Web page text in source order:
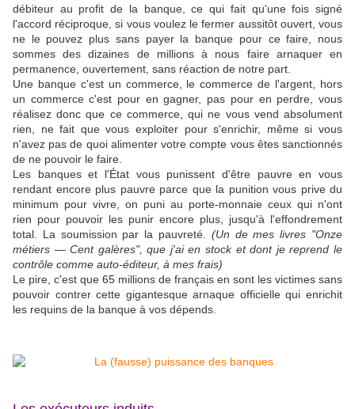
débiteur au profit de la banque, ce qui fait qu'une fois signé
l'accord réciproque, si vous voulez le fermer aussitôt ouvert, vous
ne le pouvez plus sans payer la banque pour ce faire, nous
sommes des dizaines de millions à nous faire arnaquer en
permanence, ouvertement, sans réaction de notre part.
Une banque c'est un commerce, le commerce de l'argent, hors
un commerce c'est pour en gagner, pas pour en perdre, vous
réalisez donc que ce commerce, qui ne vous vend absolument
rien, ne fait que vous exploiter pour s'enrichir, même si vous
n'avez pas de quoi alimenter votre compte vous êtes sanctionnés
de ne pouvoir le faire.
Les banques et l'État vous punissent d'être pauvre en vous
rendant encore plus pauvre parce que la punition vous prive du
minimum pour vivre, on puni au porte-monnaie ceux qui n'ont
rien pour pouvoir les punir encore plus, jusqu'à l'effondrement
total. La soumission par la pauvreté. (Un de mes livres "Onze
métiers — Cent galères", que j'ai en stock et dont je reprend le
contrôle comme auto-éditeur, à mes frais)
Le pire, c'est que 65 millions de français en sont les victimes sans
pouvoir contrer cette gigantesque arnaque officielle qui enrichit
les requins de la banque à vos dépends.